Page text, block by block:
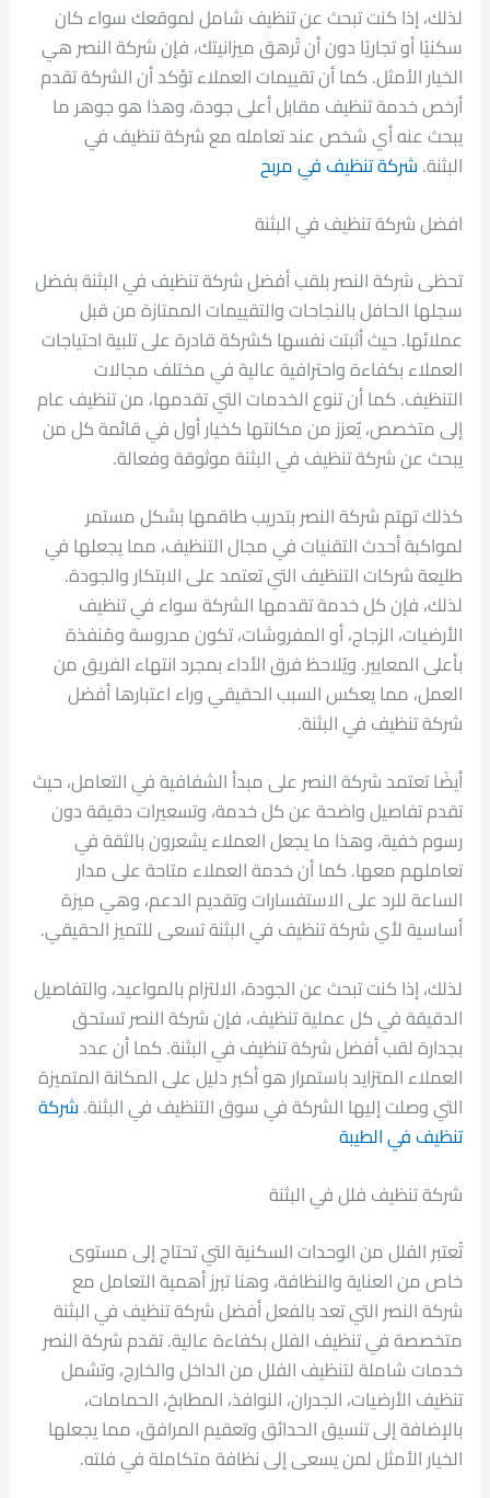
لذلك، إذا كنت تبحث عن تنظيف شامل لموقعك سواء كان
سكنيًا أو تجاريًا دون أن تُرهق ميزانيتك، فإن شركة النصر هي
الخيار الأمثل. كما أن تقييمات العملاء تؤكد أن الشركة تقدم
أرخص خدمة تنظيف مقابل أعلى جودة، وهذا هو جوهر ما
يبحث عنه أي شخص عند تعامله مع شركة تنظيف في
البثنة. شركة تنظيف في مربح
افضل شركة تنظيف في البثنة
تحظى شركة النصر بلقب أفضل شركة تنظيف في البثنة بفضل
سجلها الحافل بالنجاحات والتقييمات الممتازة من قبل
عملائها. حيث أثبتت نفسها كشركة قادرة على تلبية احتياجات
العملاء بكفاءة واحترافية عالية في مختلف مجالات
التنظيف. كما أن تنوع الخدمات التي تقدمها، من تنظيف عام
إلى متخصص، يُعزز من مكانتها كخيار أول في قائمة كل من
يبحث عن شركة تنظيف في البثنة موثوقة وفعالة.
كذلك تهتم شركة النصر بتدريب طاقمها بشكل مستمر
لمواكبة أحدث التقنيات في مجال التنظيف، مما يجعلها في
طليعة شركات التنظيف التي تعتمد على الابتكار والجودة.
لذلك، فإن كل خدمة تقدمها الشركة سواء في تنظيف
الأرضيات، الزجاج، أو المفروشات، تكون مدروسة ومُنفذة
بأعلى المعايير. ويُلاحظ فرق الأداء بمجرد انتهاء الفريق من
العمل، مما يعكس السبب الحقيقي وراء اعتبارها أفضل
شركة تنظيف في البثنة.
أيضًا تعتمد شركة النصر على مبدأ الشفافية في التعامل، حيث
تقدم تفاصيل واضحة عن كل خدمة، وتسعيرات دقيقة دون
رسوم خفية، وهذا ما يجعل العملاء يشعرون بالثقة في
تعاملهم معها. كما أن خدمة العملاء متاحة على مدار
الساعة للرد على الاستفسارات وتقديم الدعم، وهي ميزة
أساسية لأي شركة تنظيف في البثنة تسعى للتميز الحقيقي.
لذلك، إذا كنت تبحث عن الجودة، الالتزام بالمواعيد، والتفاصيل
الدقيقة في كل عملية تنظيف، فإن شركة النصر تستحق
بجدارة لقب أفضل شركة تنظيف في البثنة. كما أن عدد
العملاء المتزايد باستمرار هو أكبر دليل على المكانة المتميزة
التي وصلت إليها الشركة في سوق التنظيف في البثنة. شركة
تنظيف في الطيبة
شركة تنظيف فلل في البثنة
تُعتبر الفلل من الوحدات السكنية التي تحتاج إلى مستوى
خاص من العناية والنظافة، وهنا تبرز أهمية التعامل مع
شركة النصر التي تعد بالفعل أفضل شركة تنظيف في البثنة
متخصصة في تنظيف الفلل بكفاءة عالية. تقدم شركة النصر
خدمات شاملة لتنظيف الفلل من الداخل والخارج، وتشمل
تنظيف الأرضيات، الجدران، النوافذ، المطابخ، الحمامات،
بالإضافة إلى تنسيق الحدائق وتعقيم المرافق، مما يجعلها
الخيار الأمثل لمن يسعى إلى نظافة متكاملة في فلته.